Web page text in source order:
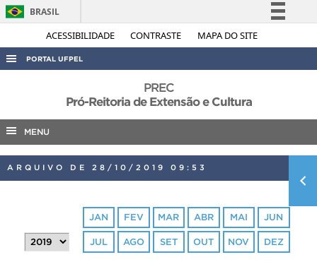
ACESSIBILIDADE CONTRASTE MAPA DO SITE
BRASIL
Simplifique!
Acesso à informação
Legislação
PORTAL UFPEL
AUDITORIA
COBALTO
CONCURSOS
PORTARIAS
PREC
Pró-Reitoria de Extensão e Cultura
MENU
ARQUIVO DE 28/10/2019 09:53
JAN FEV MAR ABR MAI JUN
JUL AGO SET OUT NOV DEZ